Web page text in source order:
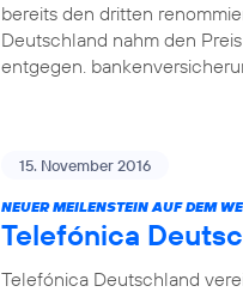
bereits den dritten
Deutschland nahm den
entgegen.
15. November 2016
NEUER MEILENSTEIN AUF DEM
Telefónica
Telefónica Deutschland